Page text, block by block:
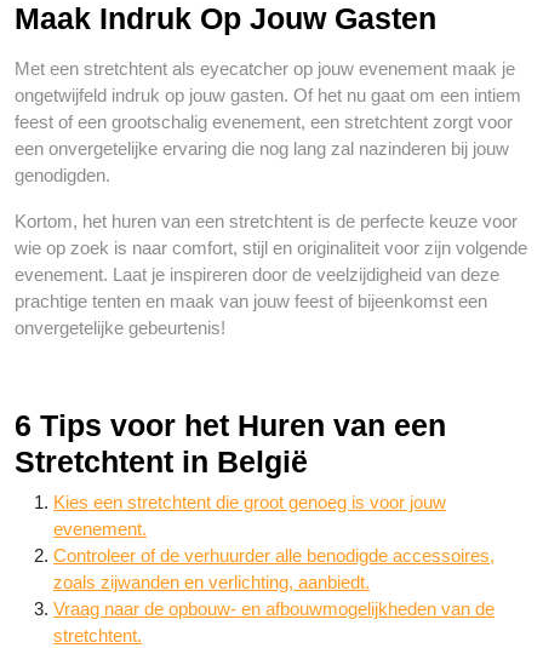
Maak Indruk Op Jouw Gasten
Met een stretchtent als eyecatcher op jouw evenement maak je
ongetwijfeld indruk op jouw gasten. Of het nu gaat om een intiem
feest of een grootschalig evenement, een stretchtent zorgt voor
een onvergetelijke ervaring die nog lang zal nazinderen bij jouw
genodigden.
Kortom, het huren van een stretchtent is de perfecte keuze voor
wie op zoek is naar comfort, stijl en originaliteit voor zijn volgende
evenement. Laat je inspireren door de veelzijdigheid van deze
prachtige tenten en maak van jouw feest of bijeenkomst een
onvergetelijke gebeurtenis!
6 Tips voor het Huren van een
Stretchtent in België
Kies een stretchtent die groot genoeg is voor jouw
evenement.
Controleer of de verhuurder alle benodigde accessoires,
zoals zijwanden en verlichting, aanbiedt.
Vraag naar de opbouw- en afbouwmogelijkheden van de
stretchtent.